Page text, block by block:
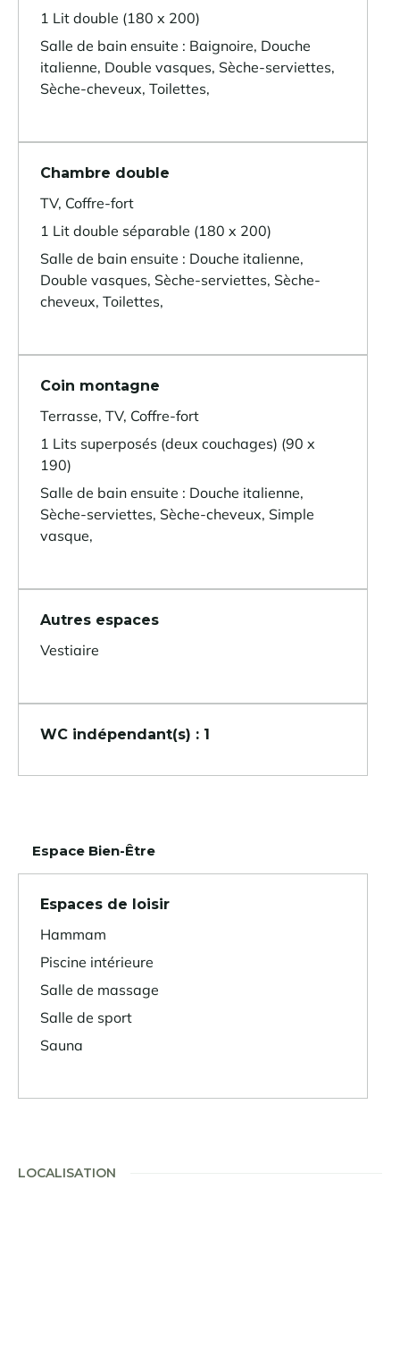
1 Lit double (180 x 200)
Salle de bain ensuite : Baignoire, Douche
italienne, Double vasques, Sèche-serviettes,
Sèche-cheveux, Toilettes,
Chambre double
TV, Coffre-fort
1 Lit double séparable (180 x 200)
Salle de bain ensuite : Douche italienne,
Double vasques, Sèche-serviettes, Sèche-
cheveux, Toilettes,
Coin montagne
Terrasse, TV, Coffre-fort
1 Lits superposés (deux couchages) (90 x
190)
Salle de bain ensuite : Douche italienne,
Sèche-serviettes, Sèche-cheveux, Simple
vasque,
Autres espaces
Vestiaire
WC indépendant(s) : 1
Espace Bien-Être
Espaces de loisir
Hammam
Piscine intérieure
Salle de massage
Salle de sport
Sauna
LOCALISATION